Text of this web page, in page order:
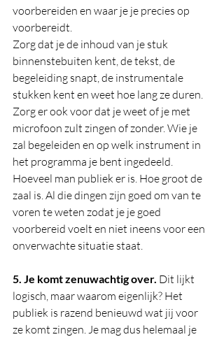
voorbereiden en waar je je precies op
voorbereidt.
Zorg dat je de inhoud van je stuk
binnenstebuiten kent, de tekst, de
begeleiding snapt, de instrumentale
stukken kent en weet hoe lang ze duren.
Zorg er ook voor dat je weet of je met
microfoon zult zingen of zonder. Wie je
zal begeleiden en op welk instrument in
het programma je bent ingedeeld.
Hoeveel man publiek er is. Hoe groot de
zaal is. Al die dingen zijn goed om van te
voren te weten zodat je je goed
voorbereid voelt en niet ineens voor een
onverwachte situatie staat.
5. Je komt zenuwachtig over. Dit lijkt
logisch, maar waarom eigenlijk? Het
publiek is razend benieuwd wat jij voor
ze komt zingen. Je mag dus helemaal je